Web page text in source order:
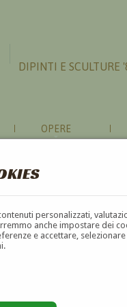
personalizzati,
anche impostare dei
e accettare,
DIPINTI E SCULTURE
OPERE
F G H I J K L